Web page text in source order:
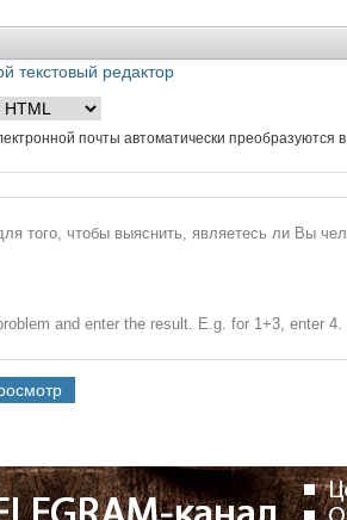
текстовый редактор
почты автоматически преобразуются
того, чтобы выяснить, являетесь ли Вы
and enter the result. E.g. for 1+3, enter 4.